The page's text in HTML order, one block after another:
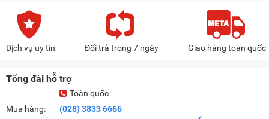
Dịch vụ uy tín Đổi trả trong 7 ngày Giao hàng toàn quốc
Tổng đài hỗ trợ
Mua hàng:
Toàn quốc
(028) 3833 6666